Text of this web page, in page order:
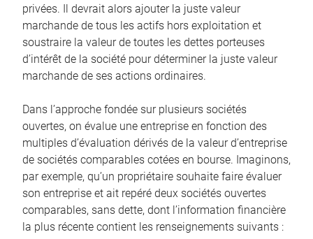
privées. Il devrait alors ajouter la juste valeur
marchande de tous les actifs hors exploitation et
soustraire la valeur de toutes les dettes porteuses
d’intérêt de la société pour déterminer la juste valeur
marchande de ses actions ordinaires.
Dans l’approche fondée sur plusieurs sociétés
ouvertes, on évalue une entreprise en fonction des
multiples d’évaluation dérivés de la valeur d’entreprise
de sociétés comparables cotées en bourse. Imaginons,
par exemple, qu’un propriétaire souhaite faire évaluer
son entreprise et ait repéré deux sociétés ouvertes
comparables, sans dette, dont l’information financière
la plus récente contient les renseignements suivants :